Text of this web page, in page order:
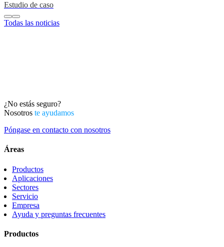
Estudio de caso
Todas las noticias
¿No estás seguro?
Nosotros te ayudamos
Póngase en contacto con nosotros
Áreas
Productos
Aplicaciones
Sectores
Servicio
Empresa
Ayuda y preguntas frecuentes
Productos